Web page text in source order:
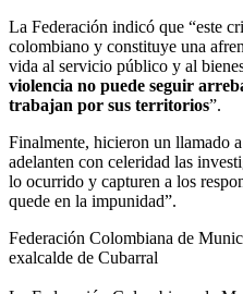
La Federación indicó que “este
colombiano y constituye una
vida al servicio público y al
violencia no puede seguir
trabajan por sus territorios”.
Finalmente, hicieron un llamado
adelanten con celeridad las
lo ocurrido y capturen a los
quede en la impunidad”.
Federación Colombiana de
exalcalde de Cubarral